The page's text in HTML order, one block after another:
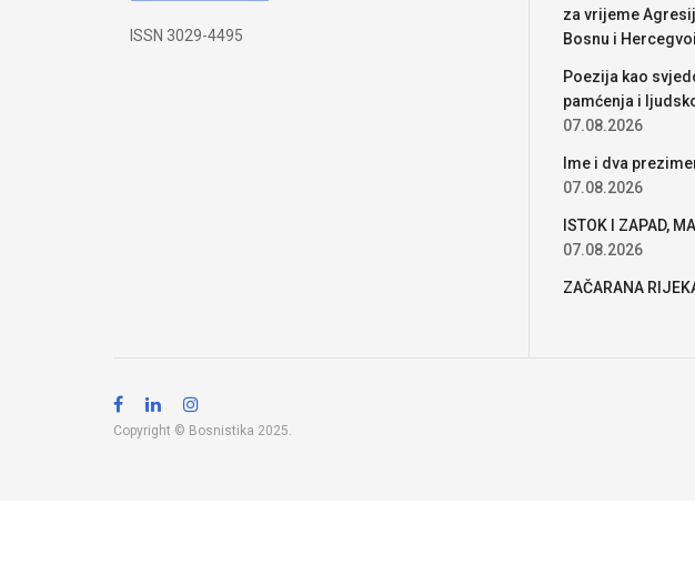
ISSN 3029-4495
za vrijeme
Bosnu i
Poezija kao
pamćenja i
07.08.2026
Ime i dva
07.08.2026
ISTOK I ZAPAD,
07.08.2026
ZAČARANA
Copyright © Bosnistika 2025.